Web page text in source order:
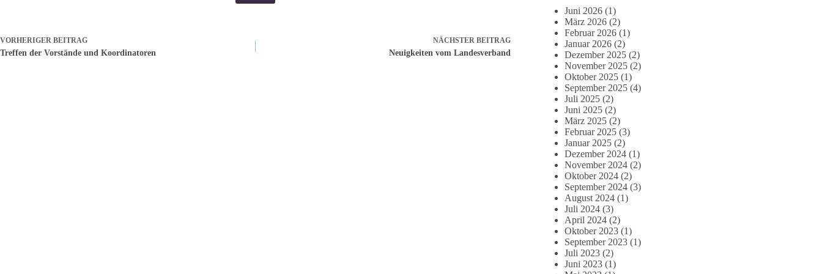
VORHERIGER BEITRAG
Treffen der Vorstände und Koordinatoren
NÄCHSTER BEITRAG
Neuigkeiten vom Landesverband
Juni 2026 (1)
März 2026 (2)
Februar 2026 (1)
Januar 2026 (2)
Dezember 2025 (2)
November 2025 (2)
Oktober 2025 (1)
September 2025 (4)
Juli 2025 (2)
Juni 2025 (2)
März 2025 (2)
Februar 2025 (3)
Januar 2025 (2)
Dezember 2024 (1)
November 2024 (2)
Oktober 2024 (2)
September 2024 (3)
August 2024 (1)
Juli 2024 (3)
April 2024 (2)
Oktober 2023 (1)
September 2023 (1)
Juli 2023 (2)
Juni 2023 (1)